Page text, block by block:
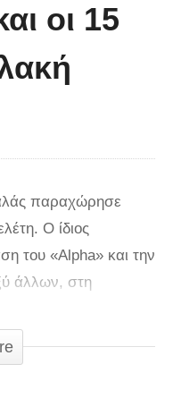
οι 15
παραχώρησε
Ο ίδιος
του «Alpha» και την
άλλων, στη
περιπέτειά του στη
του και τον Τρύφωνα